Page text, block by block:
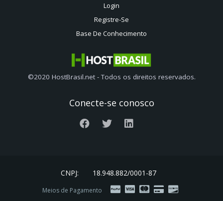
Login
Registre-Se
Base De Conhecimento
©2020 HostBrasil.net - Todos os direitos reservados.
Conecte-se conosco
CNPJ: 18.948.882/0001-87
Meios de Pagamento